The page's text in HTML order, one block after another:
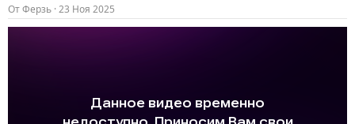
ОтФерзь 23 Ноя 2025